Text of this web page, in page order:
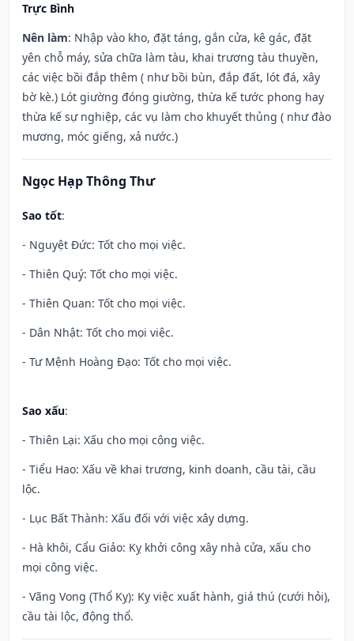
Trực Bình
Nên làm: Nhập vào kho, đặt táng, gắn cửa, kê gác, đặt
yên chỗ máy, sửa chữa làm tàu, khai trương tàu thuyền,
các việc bồi đắp thêm ( như bồi bùn, đắp đất, lót đá, xây
bờ kè.) Lót giường đóng giường, thừa kế tước phong hay
thừa kế sự nghiệp, các vụ làm cho khuyết thủng ( như đào
mương, móc giếng, xả nước.)
Ngọc Hạp Thông Thư
Sao tốt:
- Nguyệt Đức: Tốt cho mọi việc.
- Thiên Quý: Tốt cho mọi việc.
- Thiên Quan: Tốt cho mọi việc.
- Dân Nhật: Tốt cho mọi việc.
- Tư Mệnh Hoàng Đạo: Tốt cho mọi việc.
Sao xấu:
- Thiên Lại: Xấu cho mọi công việc.
- Tiểu Hao: Xấu về khai trương, kinh doanh, cầu tài, cầu
lộc.
- Lục Bất Thành: Xấu đối với việc xây dựng.
- Hà khôi, Cẩu Giảo: Kỵ khởi công xây nhà cửa, xấu cho
mọi công việc.
- Vãng Vong (Thổ Kỵ): Kỵ việc xuất hành, giá thú (cưới hỏi),
cầu tài lộc, động thổ.